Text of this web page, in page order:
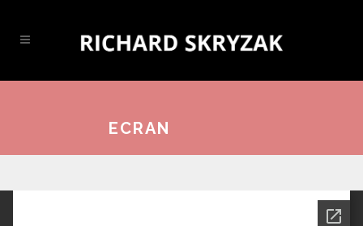
ECRAN